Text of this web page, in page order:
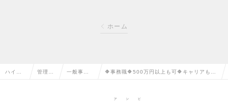
ホーム
ハイク 管理部 一般事 🔶事務職🔶500万円以上も可🔶キャリアもラ